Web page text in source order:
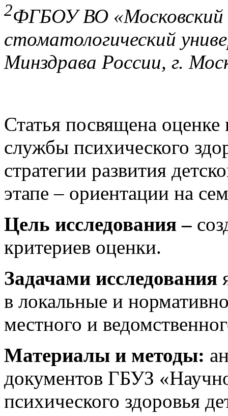
2ФГБОУ ВО «Московский
стоматологический
Минздрава России, г.
Статья посвящена оценке
службы психического
стратегии развития
этапе – ориентации на
Цель исследования –
критериев оценки.
Задачами исследования
в локальные и
местного и
Материалы и методы:
документов ГБУЗ
психического здоровья